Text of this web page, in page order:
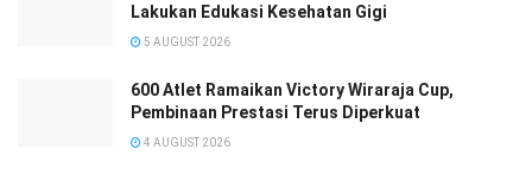
Lakukan Edukasi Kesehatan Gigi
5 AUGUST 2026
600 Atlet Ramaikan Victory Wiraraja Cup,
Pembinaan Prestasi Terus Diperkuat
4 AUGUST 2026